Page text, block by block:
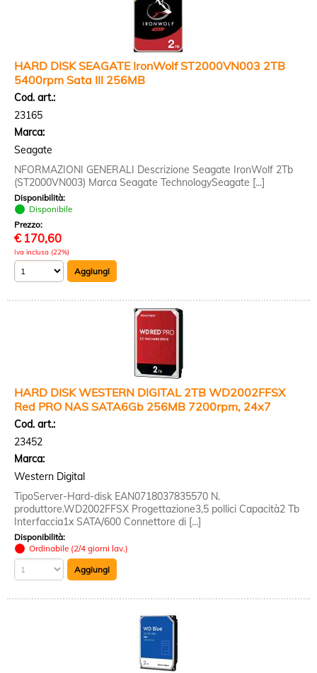
HARD DISK SEAGATE IronWolf ST2000VN003 2TB
5400rpm Sata III 256MB
Cod. art.:
23165
Marca:
Seagate
NFORMAZIONI GENERALI Descrizione Seagate IronWolf 2Tb
(ST2000VN003) Marca Seagate TechnologySeagate [...]
Disponibilità:
Disponibile
Prezzo:
€ 170,60
Iva inclusa (22%)
HARD DISK WESTERN DIGITAL 2TB WD2002FFSX
Red PRO NAS SATA6Gb 256MB 7200rpm, 24x7
Cod. art.:
23452
Marca:
Western Digital
TipoServer-Hard-disk EAN0718037835570 N.
produttore.WD2002FFSX Progettazione3,5 pollici Capacità2 Tb
Interfaccia1x SATA/600 Connettore di [...]
Disponibilità:
Ordinabile (2/4 giorni lav.)